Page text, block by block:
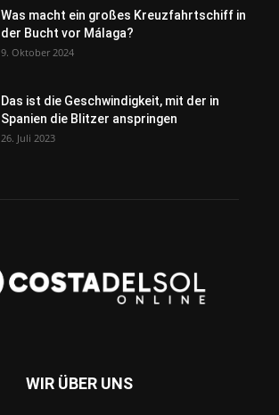
Was macht ein großes Kreuzfahrtschiff in
der Bucht vor Málaga?
9. Oktober 2024
Das ist die Geschwindigkeit, mit der in
Spanien die Blitzer anspringen
26. Juli 2023
WIR ÜBER UNS